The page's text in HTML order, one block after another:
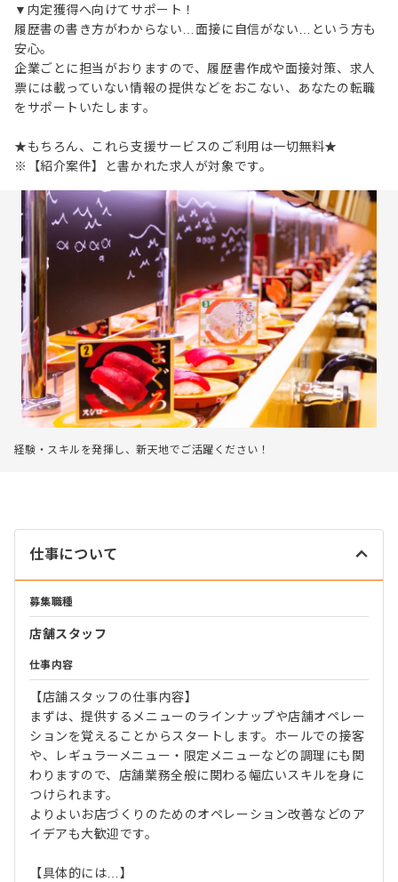
▼内定獲得へ向けてサポート！
履歴書の書き方がわからない…面接に自信がない…という方も
安心。
企業ごとに担当がおりますので、履歴書作成や面接対策、求人
票には載っていない情報の提供などをおこない、あなたの転職
をサポートいたします。
★もちろん、これら支援サービスのご利用は一切無料★
※【紹介案件】と書かれた求人が対象です。
経験・スキルを発揮し、新天地でご活躍ください！
仕事について
募集職種
店舗スタッフ
仕事内容
【店舗スタッフの仕事内容】
まずは、提供するメニューのラインナップや店舗オペレー
ションを覚えることからスタートします。ホールでの接客
や、レギュラーメニュー・限定メニューなどの調理にも関
わりますので、店舗業務全般に関わる幅広いスキルを身に
つけられます。
よりよいお店づくりのためのオペレーション改善などのア
イデアも大歓迎です。
【具体的には…】